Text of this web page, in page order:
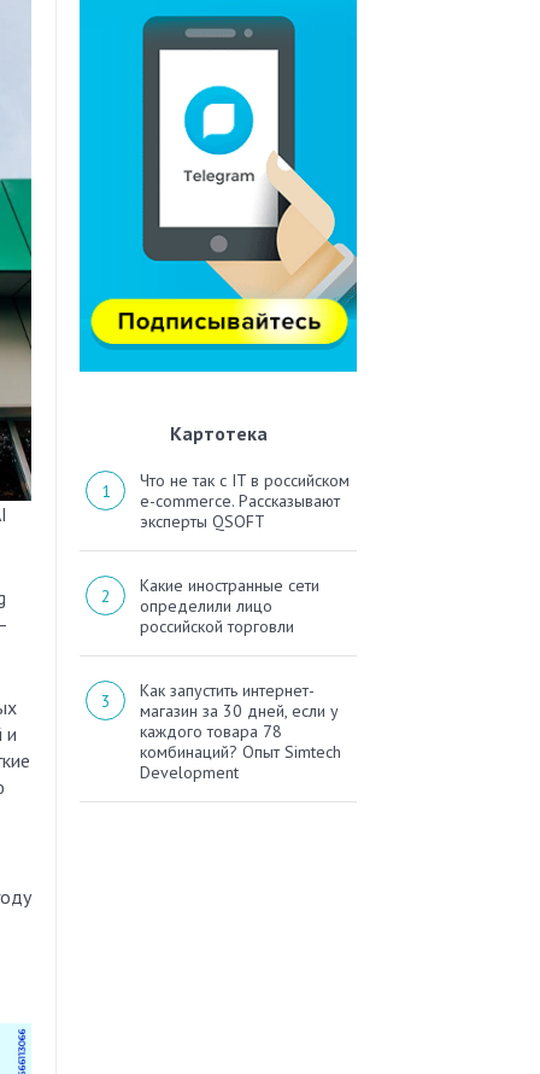
и
Картотека
Что не так с IT в российском
e-commerce. Рассказывают
эксперты QSOFT
Какие иностранные сети
определили лицо
российской торговли
Как запустить интернет-
магазин за 30 дней, если у
каждого товара 78
комбинаций? Опыт Simtech
Development